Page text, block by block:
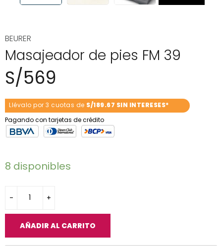
BEURER
Masajeador de pies FM 39
S/569
Llévalo por 3 cuotas de S/189.67 SIN INTERESES*
Pagando con tarjetas de crédito
8 disponibles
AÑADIR AL CARRITO